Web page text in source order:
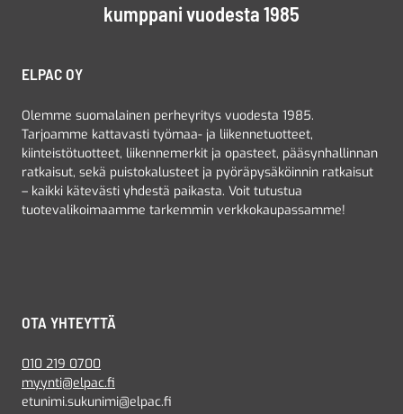
kumppani vuodesta 1985
ELPAC OY
Olemme suomalainen perheyritys vuodesta 1985.
Tarjoamme kattavasti työmaa- ja liikennetuotteet,
kiinteistötuotteet, liikennemerkit ja opasteet, pääsynhallinnan
ratkaisut, sekä puistokalusteet ja pyöräpysäköinnin ratkaisut
– kaikki kätevästi yhdestä paikasta. Voit tutustua
tuotevalikoimaamme tarkemmin verkkokaupassamme!
OTA YHTEYTTÄ
010 219 0700
myynti@elpac.fi
etunimi.sukunimi@elpac.fi